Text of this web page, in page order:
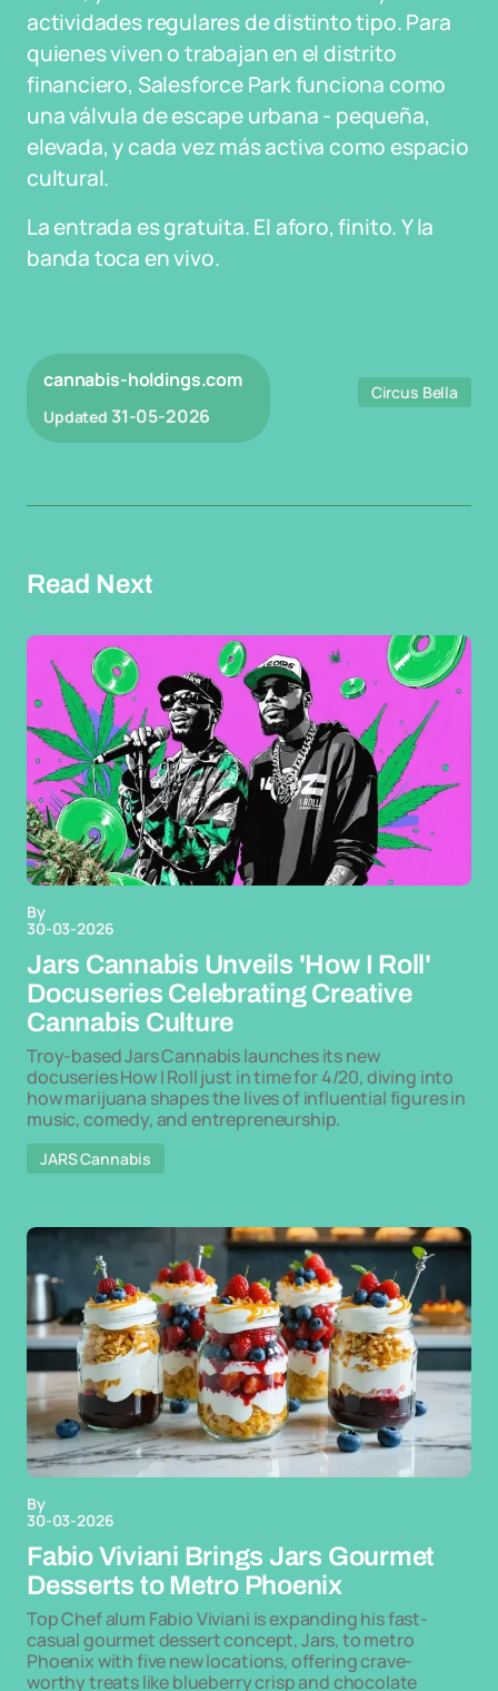
actividades regulares de distinto tipo. Para
quienes viven o trabajan en el distrito
financiero, Salesforce Park funciona como
una válvula de escape urbana - pequeña,
elevada, y cada vez más activa como espacio
cultural.
La entrada es gratuita. El aforo, finito. Y la
banda toca en vivo.
cannabis-holdings.com
Updated 31-05-2026
Circus Bella
Read Next
By
30-03-2026
Jars Cannabis Unveils 'How I Roll'
Docuseries Celebrating Creative
Cannabis Culture
Troy-based Jars Cannabis launches its new
docuseries How I Roll just in time for 4/20, diving into
how marijuana shapes the lives of influential figures in
music, comedy, and entrepreneurship.
JARS Cannabis
By
30-03-2026
Fabio Viviani Brings Jars Gourmet
Desserts to Metro Phoenix
Top Chef alum Fabio Viviani is expanding his fast-
casual gourmet dessert concept, Jars, to metro
Phoenix with five new locations, offering crave-
worthy treats like blueberry crisp and chocolate